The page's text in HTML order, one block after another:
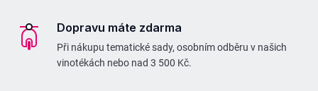
Dopravu máte zdarma
Při nákupu tematické sady, osobním odběru v našich
vinotékách nebo nad 3 500 Kč.